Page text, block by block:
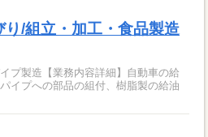
/組立・加工・食品製造
プ製造【業務内容詳細】自動車の給
イプへの部品の組付、樹脂製の給油